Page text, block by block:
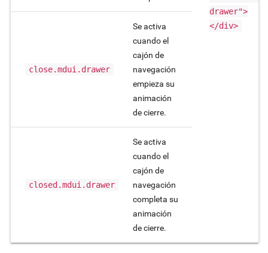
drawer">
</div>
close.mdui.drawer
Se activa
cuando el
cajón de
navegación
empieza su
animación
de cierre.
closed.mdui.drawer
Se activa
cuando el
cajón de
navegación
completa su
animación
de cierre.